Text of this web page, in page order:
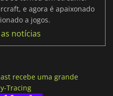
e agora é apaixonado
a jogos.
notícias
recebe uma grande
Tracing